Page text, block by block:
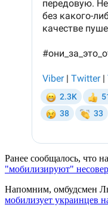
Ранее сообщалось, что
"мобилизируют"
Напомним, омбудсмен
мобилизует украинцев